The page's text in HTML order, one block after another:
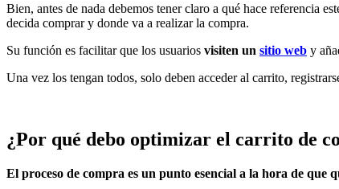
Bien, antes de nada debemos tener claro a qué hace referencia
decida comprar y donde va a realizar la compra.
Su función es facilitar que los usuarios visiten un sitio web y
Una vez los tengan todos, solo deben acceder al carrito,
¿Por qué debo optimizar el carrito de
El proceso de compra es un punto esencial a la hora de que